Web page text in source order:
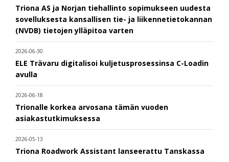
Triona AS ja Norjan tiehallinto sopimukseen uudesta
sovelluksesta kansallisen tie- ja liikennetietokannan
(NVDB) tietojen ylläpitoa varten
2026-06-30
ELE Trävaru digitalisoi kuljetusprosessinsa C-Loadin
avulla
2026-06-18
Trionalle korkea arvosana tämän vuoden
asiakastutkimuksessa
2026-05-13
Triona Roadwork Assistant lanseerattu Tanskassa